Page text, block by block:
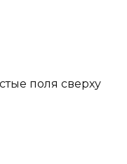
поля сверху